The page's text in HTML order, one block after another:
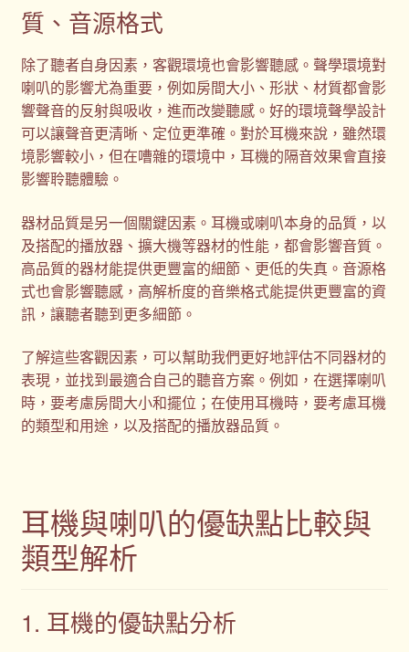
質、音源格式
除了聽者自身因素，客觀環境也會影響聽感。聲學環境對
喇叭的影響尤為重要，例如房間大小、形狀、材質都會影
響聲音的反射與吸收，進而改變聽感。好的環境聲學設計
可以讓聲音更清晰、定位更準確。對於耳機來說，雖然環
境影響較小，但在嘈雜的環境中，耳機的隔音效果會直接
影響聆聽體驗。
器材品質是另一個關鍵因素。耳機或喇叭本身的品質，以
及搭配的播放器、擴大機等器材的性能，都會影響音質。
高品質的器材能提供更豐富的細節、更低的失真。音源格
式也會影響聽感，高解析度的音樂格式能提供更豐富的資
訊，讓聽者聽到更多細節。
了解這些客觀因素，可以幫助我們更好地評估不同器材的
表現，並找到最適合自己的聽音方案。例如，在選擇喇叭
時，要考慮房間大小和擺位；在使用耳機時，要考慮耳機
的類型和用途，以及搭配的播放器品質。
耳機與喇叭的優缺點比較與
類型解析
1. 耳機的優缺點分析